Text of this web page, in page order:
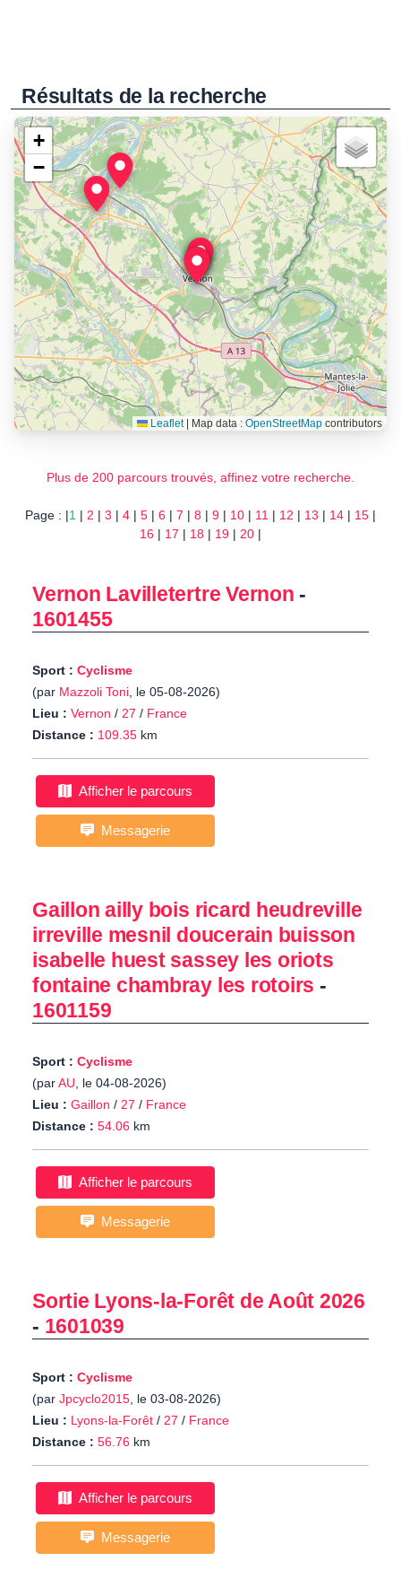
Résultats de la recherche
+
−
Leaflet Map data : OpenStreetMapcontributors
Plus de 200 parcours trouvés, affinez votre recherche.
Page : |1 | 2 | 3 | 4 | 5 | 6 | 7 | 8 | 9 | 10 | 11 | 12 | 13 | 14 | 15 |
16 | 17 | 18 | 19 | 20 |
Vernon Lavilletertre Vernon -
1601455
Sport : Cyclisme
(par Mazzoli Toni, le 05-08-2026)
Lieu : Vernon / 27 / France
Distance : 109.35 km
Afficher le parcours
Messagerie
Gaillon ailly bois ricard heudreville
irreville mesnil doucerain buisson
isabelle huest sassey les oriots
fontaine chambray les rotoirs -
1601159
Sport : Cyclisme
(parAU, le 04-08-2026)
Lieu : Gaillon / 27 / France
Distance : 54.06 km
Afficher le parcours
Messagerie
Sortie Lyons-la-Forêt de Août 2026
- 1601039
Sport : Cyclisme
(par Jpcyclo2015, le 03-08-2026)
Lieu : Lyons-la-Forêt / 27 / France
Distance : 56.76 km
Afficher le parcours
Messagerie